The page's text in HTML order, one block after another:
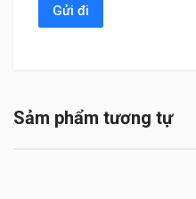
Sảm phẩm tương tự